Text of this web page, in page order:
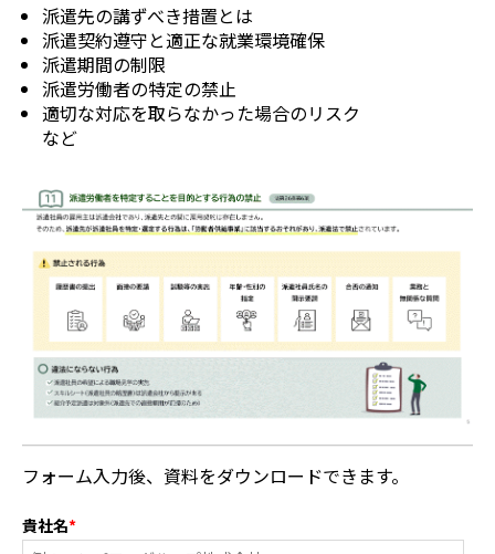
派遣先の講ずべき措置とは
派遣契約遵守と適正な就業環境確保
派遣期間の制限
派遣労働者の特定の禁止
適切な対応を取らなかった場合のリスク
など
フォーム入力後、資料をダウンロードできます。
貴社名*